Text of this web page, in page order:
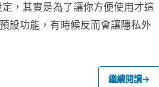
，其實是為了讓你方便使用才這
設功能，有時候反而會讓隱私外
繼續閱讀→